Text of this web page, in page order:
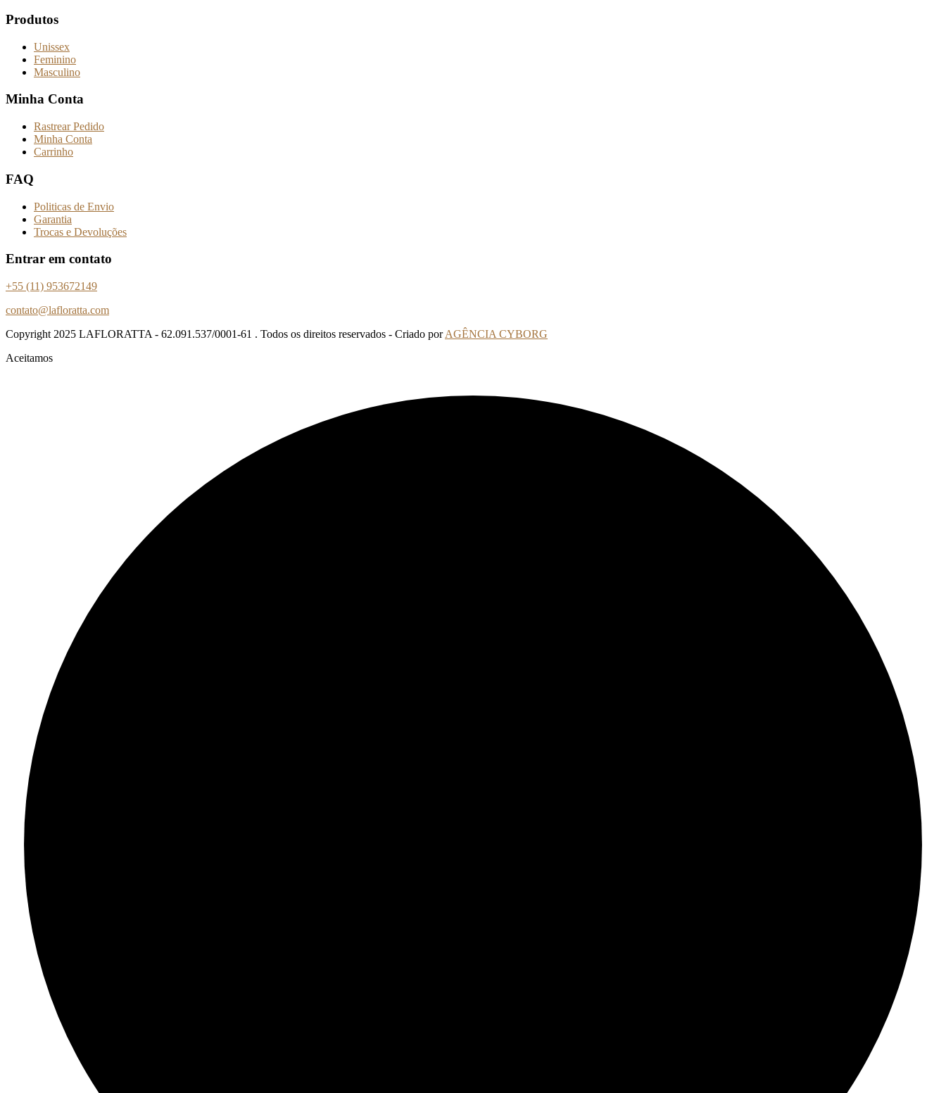
Produtos
Unissex
Feminino
Masculino
Minha Conta
Rastrear Pedido
Minha Conta
Carrinho
FAQ
Politicas de Envio
Garantia
Trocas e Devoluções
Entrar em contato
+55 (11) 953672149
contato@lafloratta.com
Copyright 2025 LAFLORATTA - 62.091.537/0001-61 . Todos os direitos reservados - Criado porAGÊNCIA CYBORG
Aceitamos